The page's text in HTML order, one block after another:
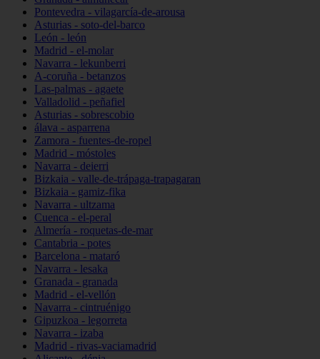
Pontevedra - vilagarcía-de-arousa
Asturias - soto-del-barco
León - león
Madrid - el-molar
Navarra - lekunberri
A-coruña - betanzos
Las-palmas - agaete
Valladolid - peñafiel
Asturias - sobrescobio
álava - asparrena
Zamora - fuentes-de-ropel
Madrid - móstoles
Navarra - deierri
Bizkaia - valle-de-trápaga-trapagaran
Bizkaia - gamiz-fika
Navarra - ultzama
Cuenca - el-peral
Almería - roquetas-de-mar
Cantabria - potes
Barcelona - mataró
Navarra - lesaka
Granada - granada
Madrid - el-vellón
Navarra - cintruénigo
Gipuzkoa - legorreta
Navarra - izaba
Madrid - rivas-vaciamadrid